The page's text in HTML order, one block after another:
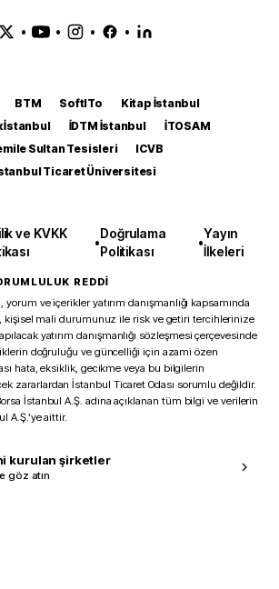
• • • •
BTM SoftITo
Kitap İstanbul
İstanbul
İDTM İstanbul
İTOSAM
Sultan Tesisleri
ICVB
Ticaret Üniversitesi
ve KVKK
•
Doğrulama
Politikası
•
Yayın
İlkeleri
REDDİ
ve içerikler yatırım danışmanlığı kapsamında
kişisel mali durumunuz ile risk ve getiri tercihlerinize
yatırım danışmanlığı sözleşmesi çerçevesinde
doğruluğu ve güncelliği için azami özen
hata, eksiklik, gecikme veya bu bilgilerin
zararlardan İstanbul Ticaret Odası sorumlu değildir.
İstanbul A.Ş. adına açıklanan tüm bilgi ve verilerin
A.Ş.’ye aittir.
kurulan şirketler
göz atın